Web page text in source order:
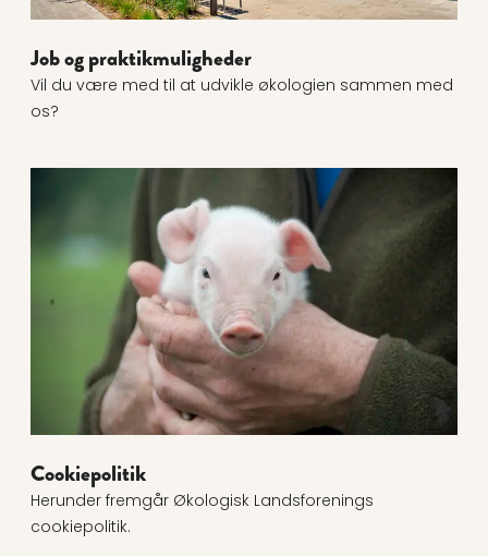
Job og praktikmuligheder
Vil du være med til at udvikle økologien sammen med
os?
Læs mere om Cookiepolitik
Cookiepolitik
Herunder fremgår Økologisk Landsforenings
cookiepolitik.